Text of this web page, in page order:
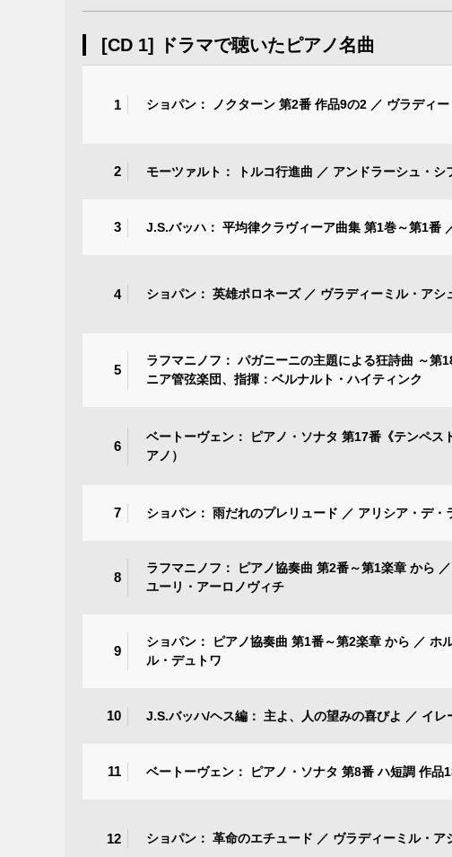
[CD 1] ドラマで聴いたピアノ名曲
1 ショパン： ノクターン 第2番 作品9の2 ／ ヴラディー
2 モーツァルト： トルコ行進曲 ／ アンドラーシュ・シ
3 J.S.バッハ： 平均律クラヴィーア曲集 第1巻～第1番
4 ショパン： 英雄ポロネーズ ／ ヴラディーミル・アシ
5
ラフマニノフ： パガニーニの主題による狂詩曲 ～
ニア管弦楽団、指揮：ベルナルト・ハイティンク
6
ベートーヴェン： ピアノ・ソナタ 第17番《テンペ
アノ）
7 ショパン： 雨だれのプレリュード ／ アリシア・デ・
8
ラフマニノフ： ピアノ協奏曲 第2番～第1楽章 から
ユーリ・アーロノヴィチ
9
ショパン： ピアノ協奏曲 第1番～第2楽章 から ／ ホ
ル・デュトワ
10 J.S.バッハ/ヘス編： 主よ、人の望みの喜びよ ／ イレ
11 ベートーヴェン： ピアノ・ソナタ 第8番 ハ短調 作
12 ショパン： 革命のエチュード ／ ヴラディーミル・ア